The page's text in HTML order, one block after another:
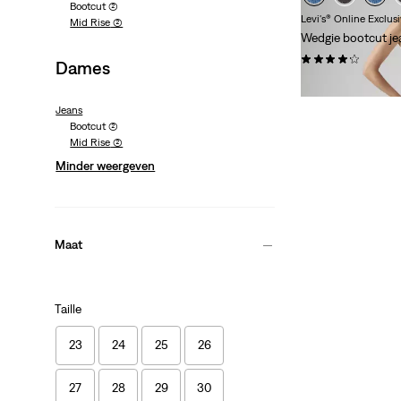
Bootcut(2)
Mid Rise (2)
Dames
Jeans
Bootcut(2)
Mid Rise (2)
Minder weergeven
Maat
Taille
23 24 25 26
27 28 29 30
Levi's® Online
Wedgie bootcut
(438)